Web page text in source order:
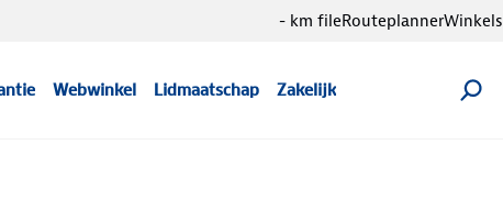
Webwinkel Lidmaatschap Zakelijk
- km fileRouteplannerWinkels